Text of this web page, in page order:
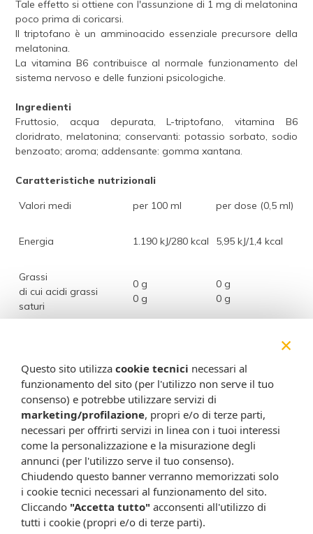
Tale effetto si ottiene con l'assunzione di 1 mg di melatonina
poco prima di coricarsi.
Il triptofano è un amminoacido essenziale precursore della
melatonina.
La vitamina B6 contribuisce al normale funzionamento del
sistema nervoso e delle funzioni psicologiche.
Ingredienti
Fruttosio, acqua depurata, L-triptofano, vitamina B6
cloridrato, melatonina; conservanti: potassio sorbato, sodio
benzoato; aroma; addensante: gomma xantana.
Caratteristiche nutrizionali
Valori medi
per 100 ml per dose (0,5 ml)
Energia 1.190 kJ/280 kcal 5,95 kJ/1,4 kcal
Grassi
di cui acidi grassi
saturi
0 g
0 g
0 g
0 g
Proteine 0 g 0 g
Sale 0 g 0 g
Vitamina B6
1,4 mg
(100% VNR*)
Melatonina 200 mg 1 mg
×
Questo sito utilizza cookie tecnici necessari al
funzionamento del sito (per l'utilizzo non serve il tuo
consenso) e potrebbe utilizzare servizi di
marketing/profilazione, propri e/o di terze parti,
necessari per offrirti servizi in linea con i tuoi interessi
come la personalizzazione e la misurazione degli
annunci (per l'utilizzo serve il tuo consenso).
Chiudendo questo banner verranno memorizzati solo
i cookie tecnici necessari al funzionamento del sito.
Cliccando "Accetta tutto" acconsenti all'utilizzo di
tutti i cookie (propri e/o di terze parti).